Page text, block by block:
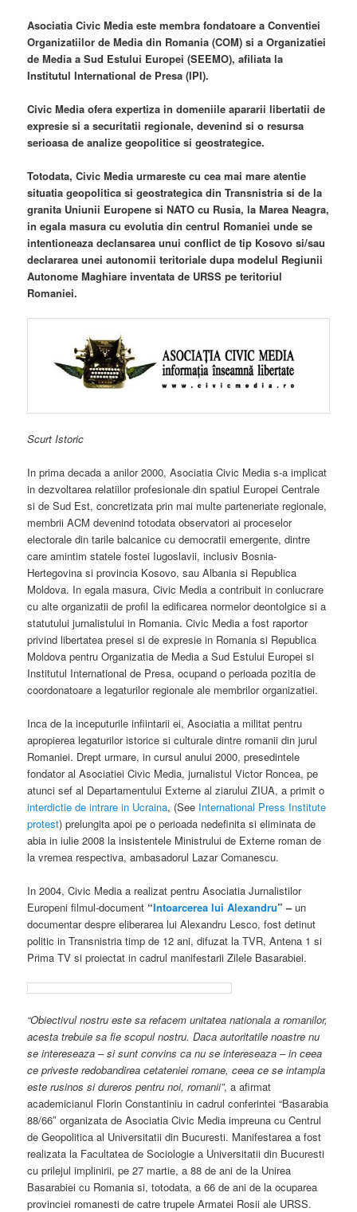
Asociatia Civic Media este membra fondatoare a Conventiei
Organizatiilor de Media din Romania (COM) si a Organizatiei
de Media a Sud Estului Europei (SEEMO), afiliata la
Institutul International de Presa (IPI).
Civic Media ofera expertiza in domeniile apararii libertatii de
expresie si a securitatii regionale, devenind si o resursa
serioasa de analize geopolitice si geostrategice.
Totodata, Civic Media urmareste cu cea mai mare atentie
situatia geopolitica si geostrategica din Transnistria si de la
granita Uniunii Europene si NATO cu Rusia, la Marea Neagra,
in egala masura cu evolutia din centrul Romaniei unde se
intentioneaza declansarea unui conflict de tip Kosovo si/sau
declararea unei autonomii teritoriale dupa modelul Regiunii
Autonome Maghiare inventata de URSS pe teritoriul
Romaniei.
Scurt Istoric
In prima decada a anilor 2000, Asociatia Civic Media s-a implicat
in dezvoltarea relatiilor profesionale din spatiul Europei Centrale
si de Sud Est, concretizata prin mai multe parteneriate regionale,
membrii ACM devenind totodata observatori ai proceselor
electorale din tarile balcanice cu democratii emergente, dintre
care amintim statele fostei Iugoslavii, inclusiv Bosnia-
Hertegovina si provincia Kosovo, sau Albania si Republica
Moldova. In egala masura, Civic Media a contribuit in conlucrare
cu alte organizatii de profil la edificarea normelor deontolgice si a
statutului jurnalistului in Romania. Civic Media a fost raportor
privind libertatea presei si de expresie in Romania si Republica
Moldova pentru Organizatia de Media a Sud Estului Europei si
Institutul International de Presa, ocupand o perioada pozitia de
coordonatoare a legaturilor regionale ale membrilor organizatiei.
Inca de la inceputurile infiintarii ei, Asociatia a militat pentru
apropierea legaturilor istorice si culturale dintre romanii din jurul
Romaniei. Drept urmare, in cursul anului 2000, presedintele
fondator al Asociatiei Civic Media, jurnalistul Victor Roncea, pe
atunci sef al Departamentului Externe al ziarului ZIUA, a primit o
interdictie de intrare in Ucraina, (See International Press Institute
protest) prelungita apoi pe o perioada nedefinita si eliminata de
abia in iulie 2008 la insistentele Ministrului de Externe roman de
la vremea respectiva, ambasadorul Lazar Comanescu.
In 2004, Civic Media a realizat pentru Asociatia Jurnalistilor
Europeni filmul-document “Intoarcerea lui Alexandru” –un
documentar despre eliberarea lui Alexandru Lesco, fost detinut
politic in Transnistria timp de 12 ani, difuzat la TVR, Antena 1 si
Prima TV si proiectat in cadrul manifestarii Zilele Basarabiei.
“Obiectivul nostru este sa refacem unitatea nationala a romanilor,
acesta trebuie sa fie scopul nostru. Daca autoritatile noastre nu
se intereseaza – si sunt convins ca nu se intereseaza – in ceea
ce priveste redobandirea cetateniei romane, ceea ce se intampla
este rusinos si dureros pentru noi, romanii”, a afirmat
academicianul Florin Constantiniu in cadrul conferintei “Basarabia
88/66″ organizata de Asociatia Civic Media impreuna cu Centrul
de Geopolitica al Universitatii din Bucuresti. Manifestarea a fost
realizata la Facultatea de Sociologie a Universitatii din Bucuresti
cu prilejul implinirii, pe 27 martie, a 88 de ani de la Unirea
Basarabiei cu Romania si, totodata, a 66 de ani de la ocuparea
provinciei romanesti de catre trupele Armatei Rosii ale URSS.